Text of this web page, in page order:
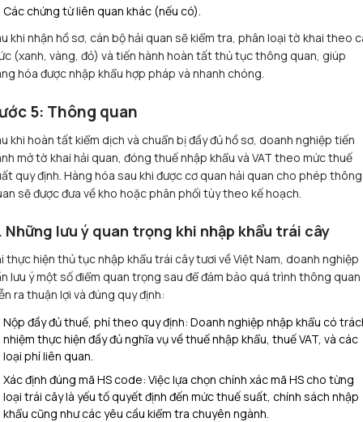
Các chứng từ liên quan khác (nếu có).
khi nhận hồ sơ, cán bộ hải quan sẽ kiểm tra, phân loại tờ khai theo
(xanh, vàng, đỏ) và tiến hành hoàn tất thủ tục thông quan, giúp
hóa được nhập khẩu hợp pháp và nhanh chóng.
5: Thông quan
khi hoàn tất kiểm dịch và chuẩn bị đầy đủ hồ sơ, doanh nghiệp tiến
mở tờ khai hải quan, đóng thuế nhập khẩu và VAT theo mức thuế
quy định. Hàng hóa sau khi được cơ quan hải quan cho phép thông
sẽ được đưa về kho hoặc phân phối tùy theo kế hoạch.
Những lưu ý quan trọng khi nhập khẩu trái cây
thực hiện thủ tục nhập khẩu trái cây tươi về Việt Nam, doanh nghiệp
lưu ý một số điểm quan trọng sau để đảm bảo quá trình thông quan
ra thuận lợi và đúng quy định:
Nộp đầy đủ thuế, phí theo quy định: Doanh nghiệp nhập khẩu có
nhiệm thực hiện đầy đủ nghĩa vụ về thuế nhập khẩu, thuế VAT, và các
loại phí liên quan.
Xác định đúng mã HS code: Việc lựa chọn chính xác mã HS cho từng
loại trái cây là yếu tố quyết định đến mức thuế suất, chính sách nhập
khẩu cũng như các yêu cầu kiểm tra chuyên ngành.